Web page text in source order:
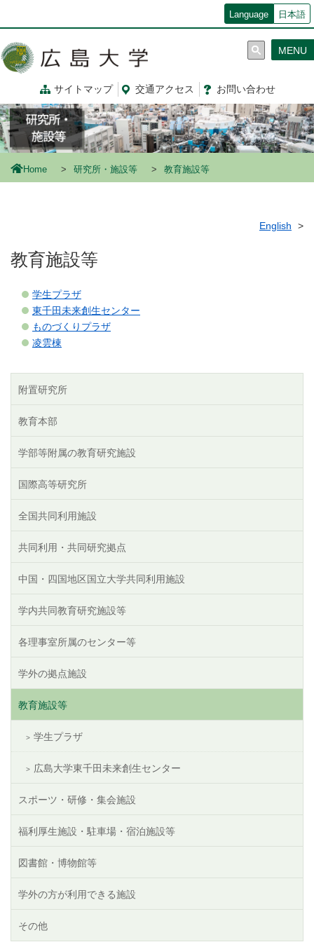
コ
ン
ツ
に
移
動
Language 日本語
サイトマップ 交通アクセス お問い合わせ
MENU
Home 研究所・施設等 教育施設等
English
教育施設等
学生プラザ
東千田未来創生センター
ものづくりプラザ
凌雲棟
附置研究所
教育本部
学部等附属の教育研究施設
国際高等研究所
全国共同利用施設
共同利用・共同研究拠点
中国・四国地区国立大学共同利用施設
学内共同教育研究施設等
各理事室所属のセンター等
学外の拠点施設
教育施設等
学生プラザ
広島大学東千田未来創生センター
スポーツ・研修・集会施設
福利厚生施設・駐車場・宿泊施設等
図書館・博物館等
学外の方が利用できる施設
その他